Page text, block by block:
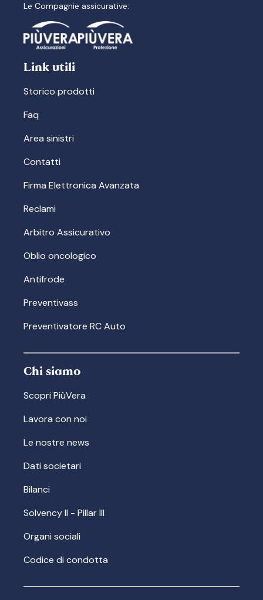
Le Compagnie assicurative:
Link utili
Storico prodotti
Faq
Area sinistri
Contatti
Firma Elettronica Avanzata
Reclami
Arbitro Assicurativo
Oblio oncologico
Antifrode
Preventivass
Preventivatore RC Auto
Chi siamo
Scopri PiùVera
Lavora con noi
Le nostre news
Dati societari
Bilanci
Solvency II - Pillar III
Organi sociali
Codice di condotta